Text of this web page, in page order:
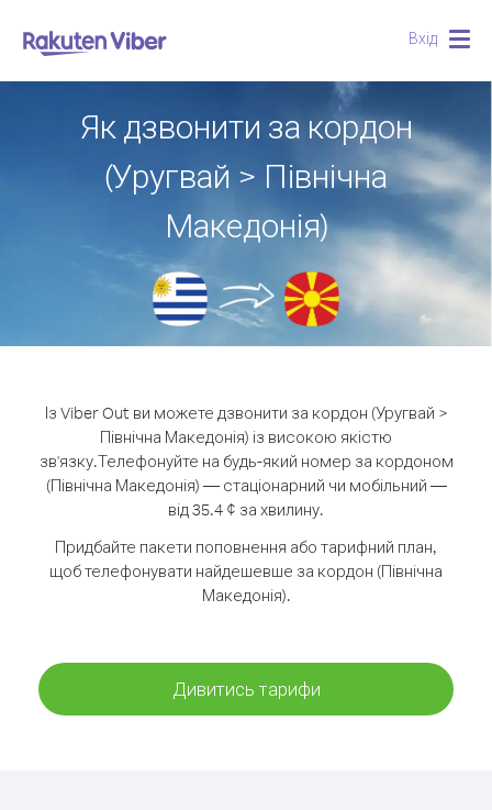
Вхід
Як дзвонити за кордон
(Уругвай > Північна
Македонія)
Із Viber Out ви можете дзвонити за кордон (Уругвай >
Північна Македонія) із високою якістю
зв'язку.Телефонуйте на будь-який номер за кордоном
(Північна Македонія) — стаціонарний чи мобільний —
від 35.4 ¢ за хвилину.
Придбайте пакети поповнення або тарифний план,
щоб телефонувати найдешевше за кордон (Північна
Македонія).
Дивитись тарифи